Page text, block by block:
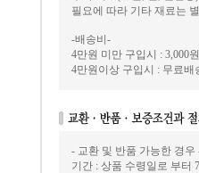
필요에 따라 기타 재료는
-배송비-
4만원 미만 구입시 : 3,000원
4만원이상 구입시 : 무료
- 교환 및 반품 가능한 경우
기간 : 상품 수령일로 부터